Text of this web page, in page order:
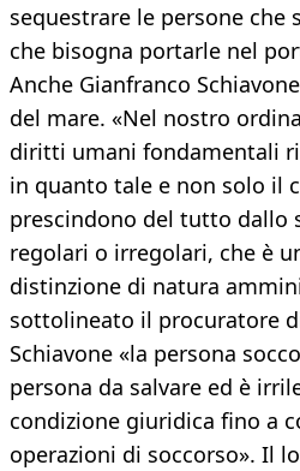
sequestrare le persone che
che bisogna portarle nel
Anche Gianfranco
del mare. «Nel nostro
diritti umani fondamentali
in quanto tale e non solo il
prescindono del tutto dallo
regolari o irregolari, che è
distinzione di natura
sottolineato il procuratore
Schiavone «la persona
persona da salvare ed è
condizione giuridica fino a
operazioni di soccorso». Il